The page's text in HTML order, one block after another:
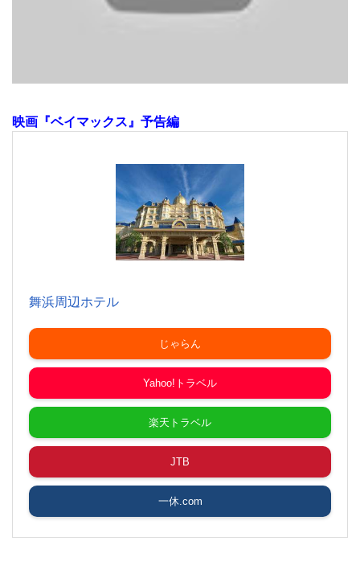
映画『ベイマックス』予告編
舞浜周辺ホテル
じゃらん
Yahoo!トラベル
楽天トラベル
JTB
一休.com